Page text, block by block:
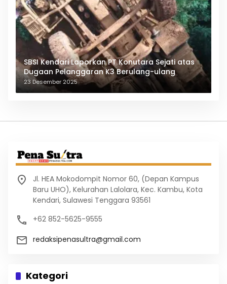
SBSI Kendari Laporkan PT Konutara Sejati atas
Dugaan Pelanggaran K3 Berulang-ulang
23 Desember 2025
Jl. HEA Mokodompit Nomor 60, (Depan Kampus
Baru UHO), Kelurahan Lalolara, Kec. Kambu, Kota
Kendari, Sulawesi Tenggara 93561
+62 852-5625-9555
redaksipenasultra@gmail.com
Kategori